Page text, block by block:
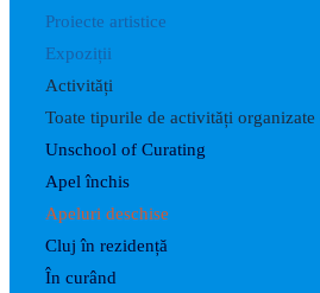
Proiecte artistice
Expoziții
Activități
Toate tipurile de activități organizate
Unschool of Curating
Apel închis
Apeluri deschise
Cluj în rezidență
În curând